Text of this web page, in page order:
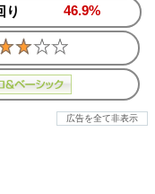
り 46.9%
広告を全て非表示